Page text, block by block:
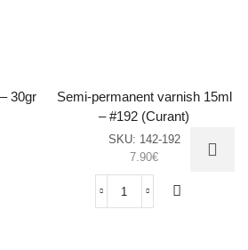
30gr
Semi-permanent varnish 15ml
– #192 (Curant)
SKU: 142-192
7.90€
Semi-